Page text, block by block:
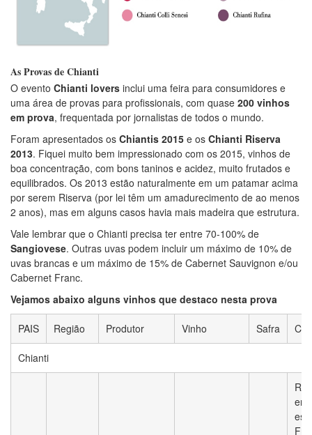
As Provas de Chianti
O evento Chianti lovers inclui uma feira para consumidores e
uma área de provas para profissionais, com quase 200 vinhos
em prova, frequentada por jornalistas de todos o mundo.
Foram apresentados os Chiantis 2015 e os Chianti Riserva
2013. Fiquei muito bem impressionado com os 2015, vinhos de
boa concentração, com bons taninos e acidez, muito frutados e
equilibrados. Os 2013 estão naturalmente em um patamar acima
por serem Riserva (por lei têm um amadurecimento de ao menos
2 anos), mas em alguns casos havia mais madeira que estrutura.
Vale lembrar que o Chianti precisa ter entre 70-100% de
Sangiovese. Outras uvas podem incluir um máximo de 10% de
uvas brancas e um máximo de 15% de Cabernet Sauvignon e/ou
Cabernet Franc.
Vejamos abaixo alguns vinhos que destaco nesta prova
PAIS Região Produtor Vinho Safra
Chianti